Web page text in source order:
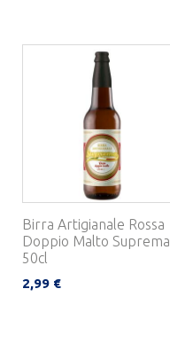
Birra Artigianale Rossa
Doppio Malto Suprema
50cl
2,99 €